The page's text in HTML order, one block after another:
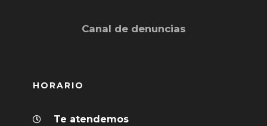
Canal de denuncias
HORARIO
Te atendemos